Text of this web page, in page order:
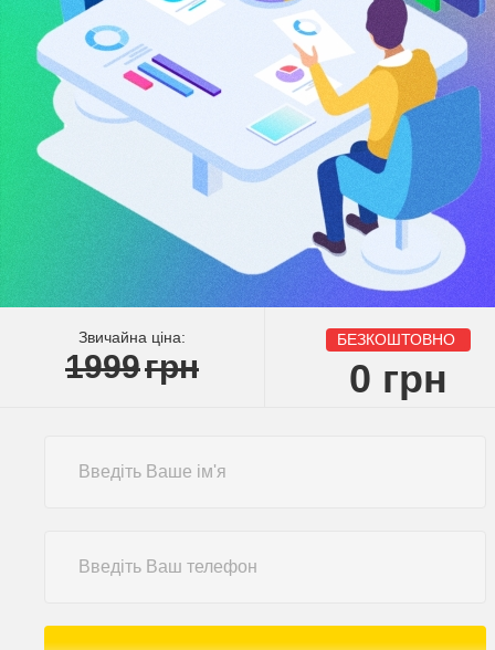
Звичайна ціна:
1999грн
БЕЗКОШТОВНО
0 грн